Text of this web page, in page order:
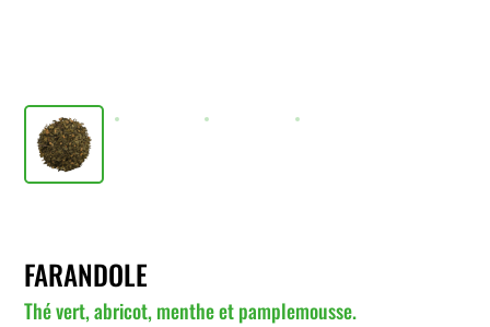
FARANDOLE
Thé vert, abricot, menthe et pamplemousse.